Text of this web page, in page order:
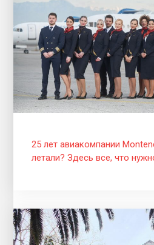
25 лет авиакомпании
летали? Здесь все, что